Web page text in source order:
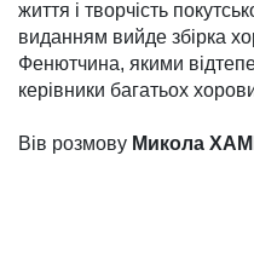
життя і творчість
виданням вийде збірка
Фенютчина, якими
керівники багатьох
Вів розмову Микола